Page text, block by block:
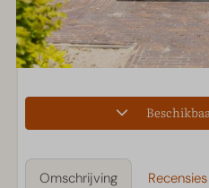
Omschrijving Recensies